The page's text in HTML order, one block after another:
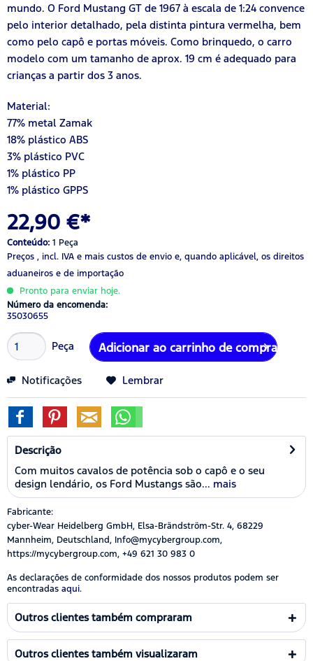
mundo. O Ford Mustang GT de 1967 à escala de 1:24 convence
pelo interior detalhado, pela distinta pintura vermelha, bem
como pelo capô e portas móveis. Como brinquedo, o carro
modelo com um tamanho de aprox. 19 cm é adequado para
crianças a partir dos 3 anos.
Material:
77% metal Zamak
18% plástico ABS
3% plástico PVC
1% plástico PP
1% plástico GPPS
22,90 €*
Conteúdo: 1 Peça
Preços , incl. IVA e mais custos de envio e, quando aplicável, os direitos
aduaneiros e de importação
Pronto para enviar hoje.
Número da encomenda:
35030655
Peça Adicionar ao carrinho de compras
Notificações Lembrar
Descrição
Com muitos cavalos de potência sob o capô e o seu
design lendário, os Ford Mustangs são... mais
Fabricante:
cyber-Wear Heidelberg GmbH, Elsa-Brändström-Str. 4, 68229
Mannheim, Deutschland, Info@mycybergroup.com,
https://mycybergroup.com, +49 621 30 983 0
As declarações de conformidade dos nossos produtos podem ser
encontradas aqui.
Outros clientes também compraram
Outros clientes também visualizaram